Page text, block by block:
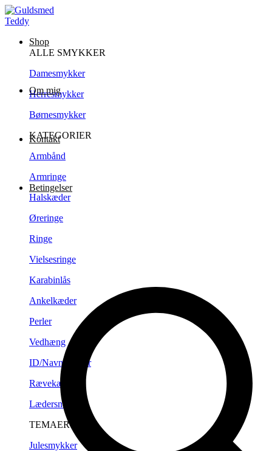
Shop
ALLE SMYKKER
Damesmykker
Herresmykker
Børnesmykker
KATEGORIER
Armbånd
Armringe
Halskæder
Øreringe
Ringe
Vielsesringe
Karabinlås
Ankelkæder
Perler
Vedhæng
ID/Navneplader
Rævekæder
Lædersnørre
TEMAER
Julesmykker
Om mig
Kontakt
Betingelser